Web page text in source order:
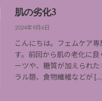
肌の劣化3
2024年9月6日
こんにちは。フェムケア
す。前回から肌の老化に
ーツや、糖質が加えられ
ラル類、食物繊維などが